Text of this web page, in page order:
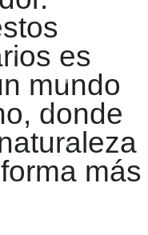
es
mundo
donde
más